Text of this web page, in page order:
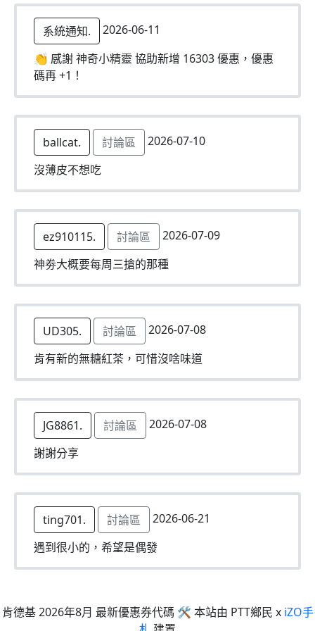
系統通知.
2026-06-11
👏 感謝 神奇小精靈 協助新增 16303 優惠，優惠
碼再 +1！
ballcat. 討論區
2026-07-10
沒薄皮不想吃
ez910115. 討論區
2026-07-09
神劵大概要每周三搶的那種
UD305. 討論區
2026-07-08
肯有新的無糖紅茶，可惜沒啥味道
JG8861. 討論區
2026-07-08
謝謝分享
ting701. 討論區
2026-06-21
遇到很小的，希望是偶發
肯德基 2026年8月 最新優惠券代碼 🛠 本站由 PTT鄉民 x iZO手